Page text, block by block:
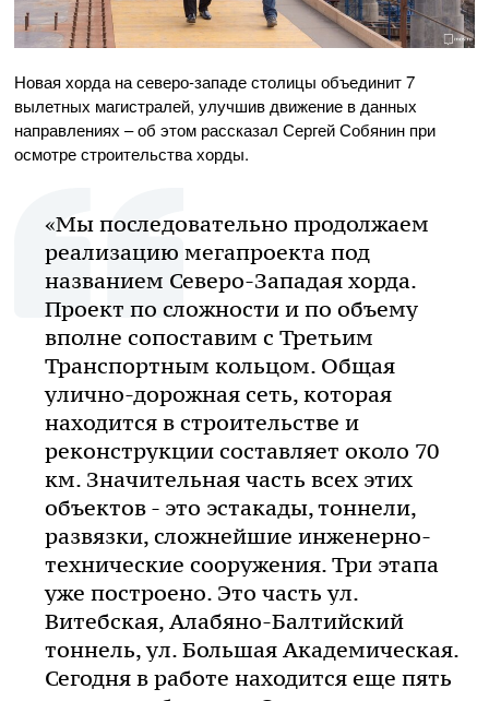
Новая хорда на северо-западе столицы объединит 7
вылетных магистралей, улучшив движение в данных
направлениях – об этом рассказал Сергей Собянин при
осмотре строительства хорды.
«Мы последовательно продолжаем
реализацию мегапроекта под
названием Северо-Западая хорда.
Проект по сложности и по объему
вполне сопоставим с Третьим
Транспортным кольцом. Общая
улично-дорожная сеть, которая
находится в строительстве и
реконструкции составляет около 70
км. Значительная часть всех этих
объектов - это эстакады, тоннели,
развязки, сложнейшие инженерно-
технические сооружения. Три этапа
уже построено. Это часть ул.
Витебская, Алабяно-Балтийский
тоннель, ул. Большая Академическая.
Сегодня в работе находится еще пять